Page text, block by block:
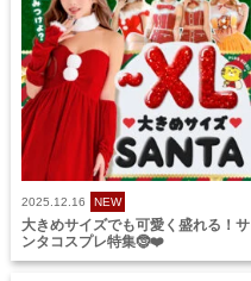
2025.12.16 NEW
大きめサイズでも可愛く盛れる！サ
ンタコスプレ特集🤶❤️